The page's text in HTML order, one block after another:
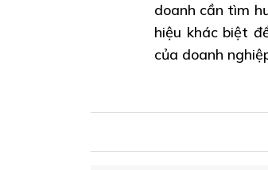
doanh cần tìm
hiệu khác biệt
của doanh